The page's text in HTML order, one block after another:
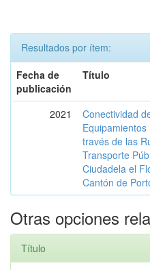
Resultados por ítem:
Fecha de
publicación
Título
2021
Conectividad
través de las
Transporte
Ciudadela el
Cantón de
Otras opciones
Título